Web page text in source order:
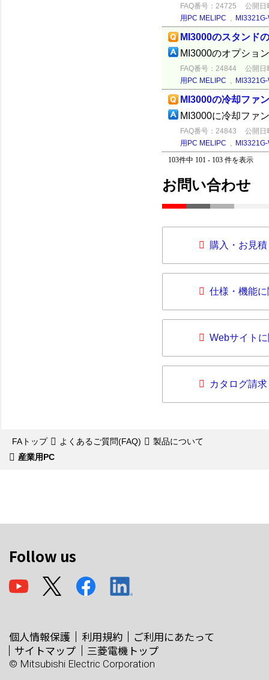
FAQ番号：24725
公開日
用PC MELIPC ,
MI3000のスタンド
MI3000のオプショ
FAQ番号：24844
公開日
用PC MELIPC ,
MI3000の冷却ファ
MI3000に冷却ファ
FAQ番号：24843
公開日
用PC MELIPC ,
103件中 101 - 103 件を表示
お問い合わせ
購入・お見
仕様・機能
Webサイト
カタログ請求
FAトップ よくあるご質問(FAQ)
製品について
産業用PC
Follow us
個人情報保護 利用規約
ご利用にあたって
サイトマップ
三菱電機トップ
© Mitsubishi Electric Corporation